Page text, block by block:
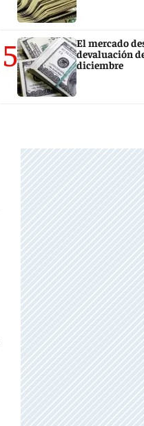
5
El mercado
devaluación
diciembre